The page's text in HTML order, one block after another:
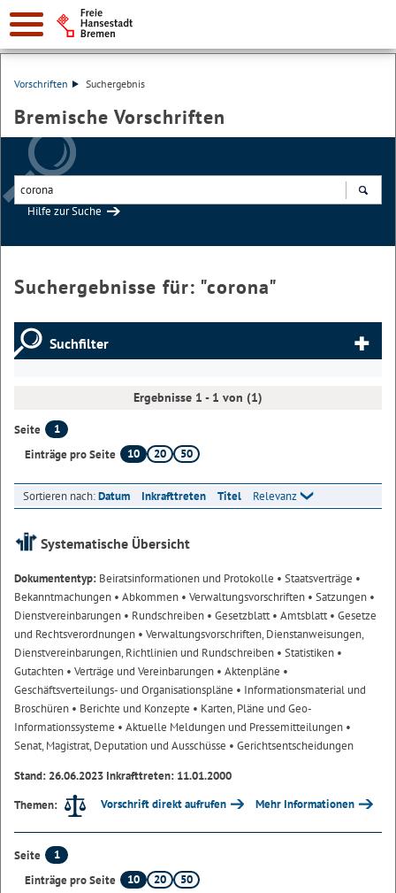
Vorschriften Suchergebnis
Bremische Vorschriften
Hilfe zur Suche
Suchergebnisse für: "corona"
Suchfilter
Ergebnisse 1 - 1 von (1)
Seite
1
Einträge pro Seite
10 20 50
Sortieren nach:Datum Inkrafttreten Titel Relevanz
Systematische Übersicht
Dokumententyp: Beiratsinformationen und Protokolle • Staatsverträge •
Bekanntmachungen • Abkommen • Verwaltungsvorschriften • Satzungen •
Dienstvereinbarungen • Rundschreiben • Gesetzblatt• Amtsblatt• Gesetze
und Rechtsverordnungen • Verwaltungsvorschriften, Dienstanweisungen,
Dienstvereinbarungen, Richtlinien und Rundschreiben • Statistiken •
Gutachten • Verträge und Vereinbarungen • Aktenpläne •
Geschäftsverteilungs- und Organisationspläne • Informationsmaterial und
Broschüren • Berichte und Konzepte • Karten, Pläne und Geo-
Informationssysteme • Aktuelle Meldungen und Pressemitteilungen •
Senat, Magistrat, Deputation und Ausschüsse • Gerichtsentscheidungen
Stand: 26.06.2023 Inkrafttreten: 11.01.2000
Themen:
Vorschrift direkt aufrufen Mehr Informationen
Seite
1
Einträge pro Seite
10 20 50